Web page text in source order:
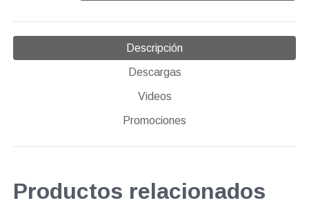
Descripción
Descargas
Videos
Promociones
Productos relacionados